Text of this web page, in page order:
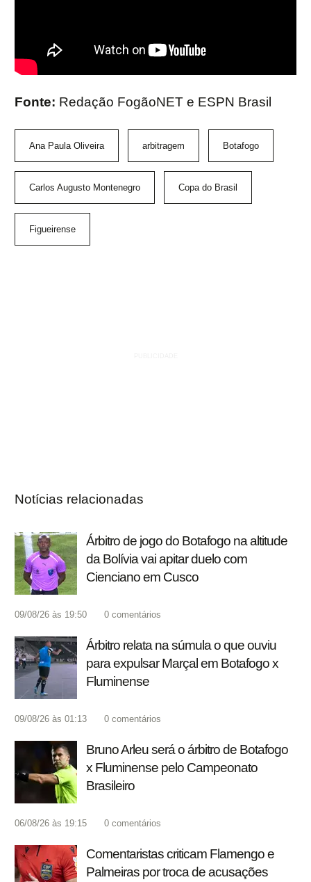
Fonte: Redação FogãoNET e ESPN Brasil
Ana Paula Oliveira arbitragem Botafogo
Carlos Augusto Montenegro Copa do Brasil
Figueirense
Notícias relacionadas
Árbitro de jogo do Botafogo na altitude
da Bolívia vai apitar duelo com
Cienciano em Cusco
09/08/26 às 19:50 0 comentários
Árbitro relata na súmula o que ouviu
para expulsar Marçal em Botafogo x
Fluminense
09/08/26 às 01:13 0 comentários
Bruno Arleu será o árbitro de Botafogo
x Fluminense pelo Campeonato
Brasileiro
06/08/26 às 19:15 0 comentários
Comentaristas criticam Flamengo e
Palmeiras por troca de acusações